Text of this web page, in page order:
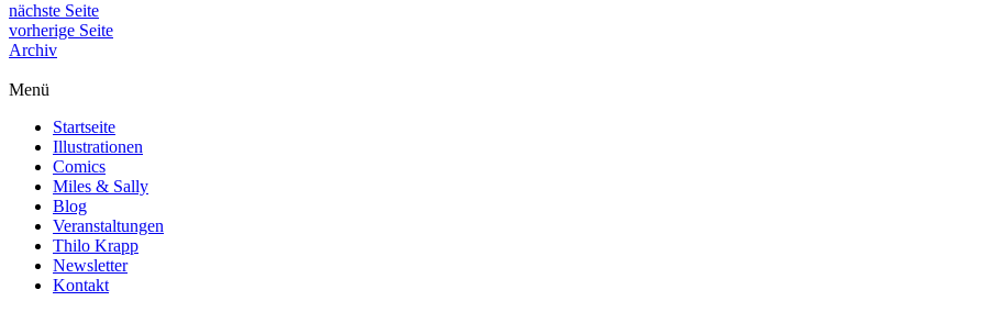
nächste Seite
vorherige Seite
Archiv
Menü
Startseite
Illustrationen
Comics
Miles & Sally
Blog
Veranstaltungen
Thilo Krapp
Newsletter
Kontakt